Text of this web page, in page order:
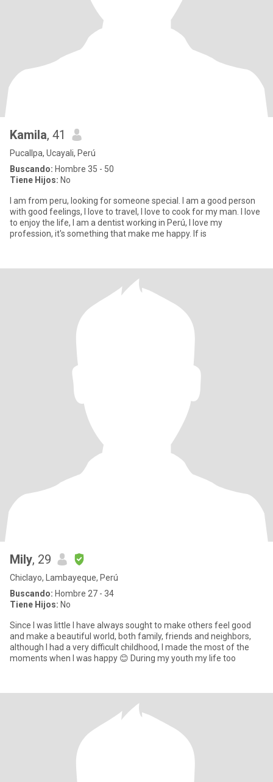
Kamila, 41
Pucallpa, Ucayali, Perú
Buscando: Hombre 35 - 50
Tiene Hijos: No
I am from peru, looking for someone special. I am a good person
with good feelings, I love to travel, I love to cook for my man. I love
to enjoy the life, I am a dentist working in Perú, I love my
profession, it's something that make me happy. If is
Mily, 29
Chiclayo, Lambayeque, Perú
Buscando: Hombre 27 - 34
Tiene Hijos: No
Since I was little I have always sought to make others feel good
and make a beautiful world, both family, friends and neighbors,
although I had a very difficult childhood, I made the most of the
moments when I was happy 😊 During my youth my life too